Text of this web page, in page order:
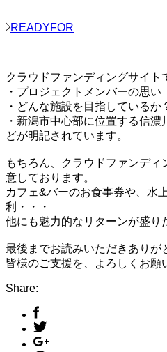
READYFOR
クラウドファンディングサイト
・プロジェクトメンバーの思い
・どんな施設を目指しているか
・新潟市中心部に位置する信
どが明記されています。
もちろん、クラウドファンディ
意しております。
カフェ&バーのお食事券や、水
利・・・
他にも魅力的なリターンが盛り
最後までお読みいただきありが
皆様のご支援を、よろしくお願
Share: